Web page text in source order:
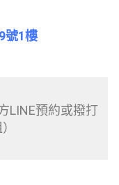
號1樓
LINE預約或撥打